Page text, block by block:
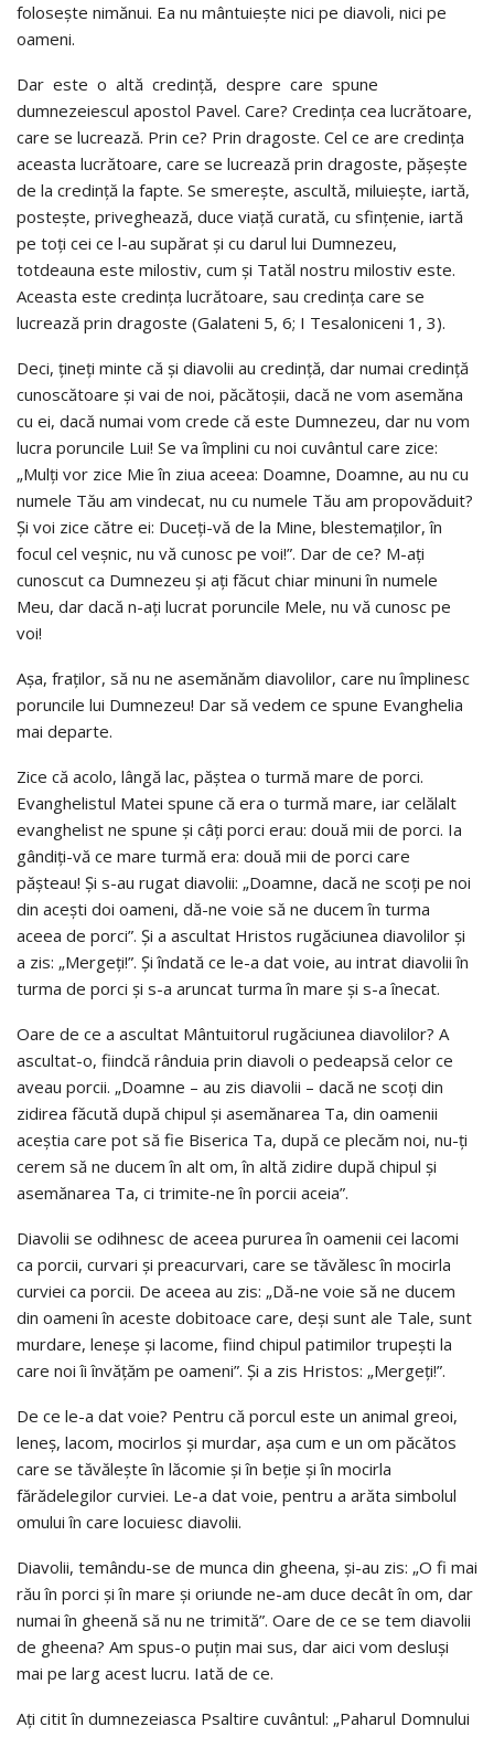
foloseşte nimănui. Ea nu mântuieşte nici pe diavoli, nici pe
oameni.
Dar este o altă credinţă, despre care spune
dumnezeiescul apostol Pavel. Care? Credinţa cea lucrătoare,
care se lucrează. Prin ce? Prin dragoste. Cel ce are credinţa
aceasta lucrătoare, care se lucrează prin dragoste, păşeşte
de la credinţă la fapte. Se smereşte, ascultă, miluieşte, iartă,
posteşte, priveghează, duce viaţă curată, cu sfinţenie, iartă
pe toţi cei ce l-au supărat şi cu darul lui Dumnezeu,
totdeauna este milostiv, cum şi Tatăl nostru milostiv este.
Aceasta este credinţa lucrătoare, sau credinţa care se
lucrează prin dragoste (Galateni 5, 6; I Tesaloniceni 1, 3).
Deci, ţineţi minte că şi diavolii au credinţă, dar numai credinţă
cunoscătoare şi vai de noi, păcătoşii, dacă ne vom asemăna
cu ei, dacă numai vom crede că este Dumnezeu, dar nu vom
lucra poruncile Lui! Se va împlini cu noi cuvântul care zice:
„Mulţi vor zice Mie în ziua aceea: Doamne, Doamne, au nu cu
numele Tău am vindecat, nu cu numele Tău am propovăduit?
Şi voi zice către ei: Duceţi-vă de la Mine, blestemaţilor, în
focul cel veşnic, nu vă cunosc pe voi!”. Dar de ce? M-aţi
cunoscut ca Dumnezeu şi aţi făcut chiar minuni în numele
Meu, dar dacă n-aţi lucrat poruncile Mele, nu vă cunosc pe
voi!
Aşa, fraţilor, să nu ne asemănăm diavolilor, care nu împlinesc
poruncile lui Dumnezeu! Dar să vedem ce spune Evanghelia
mai departe.
Zice că acolo, lângă lac, păştea o turmă mare de porci.
Evanghelistul Matei spune că era o turmă mare, iar celălalt
evanghelist ne spune şi câţi porci erau: două mii de porci. Ia
gândiţi-vă ce mare turmă era: două mii de porci care
păşteau! Şi s-au rugat diavolii: „Doamne, dacă ne scoţi pe noi
din aceşti doi oameni, dă-ne voie să ne ducem în turma
aceea de porci”. Şi a ascultat Hristos rugăciunea diavolilor şi
a zis: „Mergeţi!”. Şi îndată ce le-a dat voie, au intrat diavolii în
turma de porci şi s-a aruncat turma în mare şi s-a înecat.
Oare de ce a ascultat Mântuitorul rugăciunea diavolilor? A
ascultat-o, fiindcă rânduia prin diavoli o pedeapsă celor ce
aveau porcii. „Doamne – au zis diavolii – dacă ne scoţi din
zidirea făcută după chipul şi asemănarea Ta, din oamenii
aceştia care pot să fie Biserica Ta, după ce plecăm noi, nu-ţi
cerem să ne ducem în alt om, în altă zidire după chipul şi
asemănarea Ta, ci trimite-ne în porcii aceia”.
Diavolii se odihnesc de aceea pururea în oamenii cei lacomi
ca porcii, curvari şi preacurvari, care se tăvălesc în mocirla
curviei ca porcii. De aceea au zis: „Dă-ne voie să ne ducem
din oameni în aceste dobitoace care, deşi sunt ale Tale, sunt
murdare, leneşe şi lacome, fiind chipul patimilor trupeşti la
care noi îi învăţăm pe oameni”. Şi a zis Hristos: „Mergeţi!”.
De ce le-a dat voie? Pentru că porcul este un animal greoi,
leneş, lacom, mocirlos şi murdar, aşa cum e un om păcătos
care se tăvăleşte în lăcomie şi în beţie şi în mocirla
fărădelegilor curviei. Le-a dat voie, pentru a arăta simbolul
omului în care locuiesc diavolii.
Diavolii, temându-se de munca din gheena, şi-au zis: „O fi mai
rău în porci şi în mare şi oriunde ne-am duce decât în om, dar
numai în gheenă să nu ne trimită”. Oare de ce se tem diavolii
de gheena? Am spus-o puţin mai sus, dar aici vom desluşi
mai pe larg acest lucru. Iată de ce.
Aţi citit în dumnezeiasca Psaltire cuvântul: „Paharul Domnului